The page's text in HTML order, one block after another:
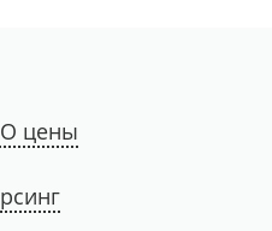
цены